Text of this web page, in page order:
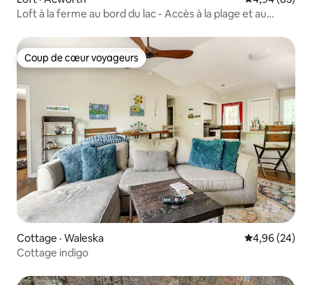
Loft à la ferme au bord du lac - Accès à la plage et au
Coup de cœur voyageurs
Coup de cœur voyageurs
Cottage · Waleska Note
4,96 (24)
Cottage indigo